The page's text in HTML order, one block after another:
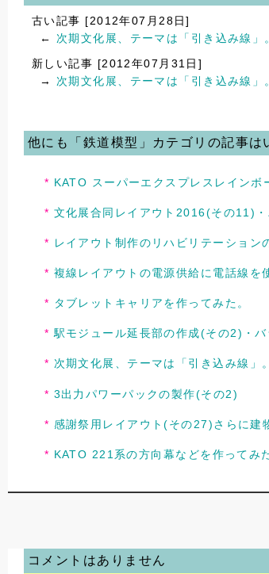
古い記事 [2012年07月28日]
← 次期文化展、テーマは「引き込み線
新しい記事 [2012年07月31日]
→ 次期文化展、テーマは「引き込み線
他にも「鉄道模型」カテゴリの記事は
KATO スーパーエクスプレスレインボ
文化展合同レイアウト2016(その11)
レイアウト制作のリハビリテーション
複線レイアウトの電源供給に電話線を
タブレットキャリアを作ってみた。
駅モジュール延長部の作成(その2)・バ
次期文化展、テーマは「引き込み線
3出力パワーパックの製作(その2)
感謝祭用レイアウト(その27)さらに建
KATO 221系の方向幕などを作ってみ
コメントはありません